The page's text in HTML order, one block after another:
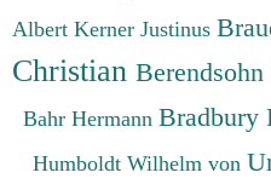
Albert Kerner Justinus
Christian
Bahr Hermann Bradbury
Humboldt Wilhelm von